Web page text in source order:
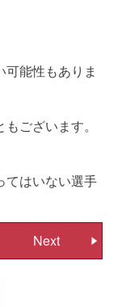
能性もありま
ございます。
てはいない選手
Next